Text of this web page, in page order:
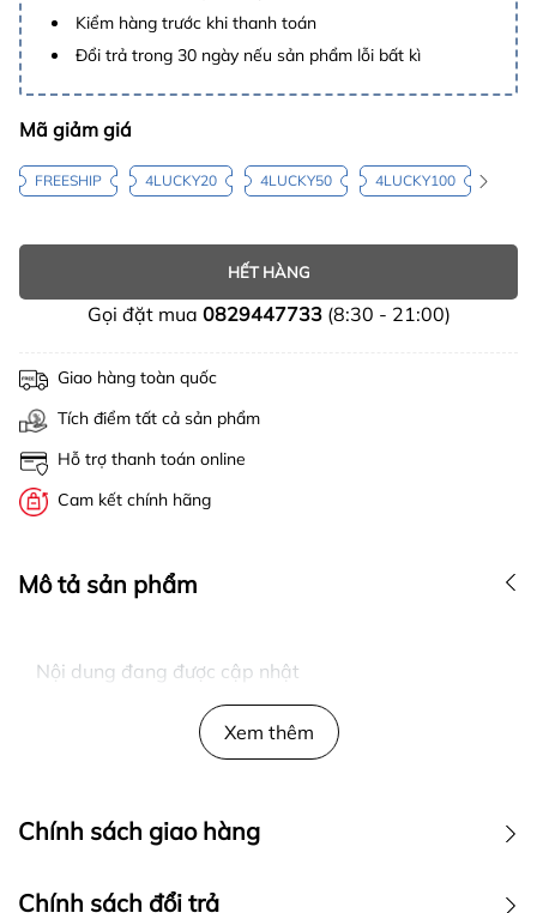
Kiểm hàng trước khi thanh toán
Đổi trả trong 30 ngày nếu sản phẩm lỗi bất kì
Mã giảm giá
FREESHIP 4LUCKY20 4LUCKY50 4LUCKY100
HẾT HÀNG
Gọi đặt mua 0829447733(8:30 - 21:00)
Giao hàng toàn quốc
Tích điểm tất cả sản phẩm
Hỗ trợ thanh toán online
Cam kết chính hãng
Mô tả sản phẩm
Nội dung đang được cập nhật
Xem thêm
Chính sách giao hàng
Chính sách đổi trả